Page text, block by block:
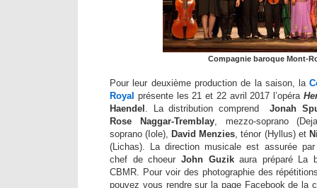
Compagnie baroque Mont-
Pour leur deuxième production de la saison, la
Royal présente les 21 et 22 avril 2017 l’opéra
Haendel
. La distribution comprendJonah
Rose Naggar-Tremblay, mezzo-soprano
soprano (Iole),
David Menzies , ténor (Hyllus) et
(Lichas). La direction musicale est assurée
chef de choeur John Guzikaura préparé La
CBMR. Pour voir des photographie des
pouvez vous rendre sur la page Facebook de la